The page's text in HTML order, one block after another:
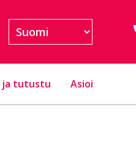
ja tutustu Asioi